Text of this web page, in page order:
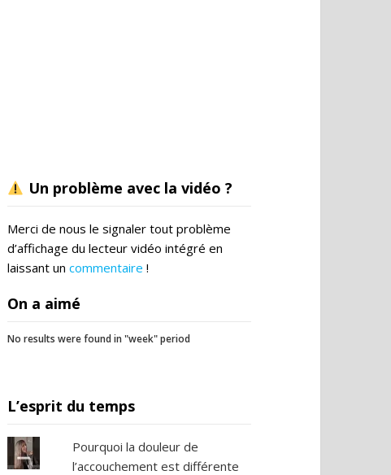
Un problème avec la vidéo ?
Merci de nous le signaler tout problème
d’affichage du lecteur vidéo intégré en
laissant un commentaire !
On a aimé
No results were found in "week" period
L’esprit du temps
Pourquoi la douleur de
l’accouchement est différente